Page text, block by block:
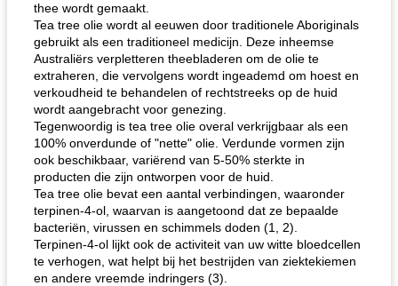
thee wordt gemaakt.
Tea tree olie wordt al eeuwen door traditionele Aboriginals
gebruikt als een traditioneel medicijn. Deze inheemse
Australiërs verpletteren theebladeren om de olie te
extraheren, die vervolgens wordt ingeademd om hoest en
verkoudheid te behandelen of rechtstreeks op de huid
wordt aangebracht voor genezing.
Tegenwoordig is tea tree olie overal verkrijgbaar als een
100% onverdunde of "nette" olie. Verdunde vormen zijn
ook beschikbaar, variërend van 5-50% sterkte in
producten die zijn ontworpen voor de huid.
Tea tree olie bevat een aantal verbindingen, waaronder
terpinen-4-ol, waarvan is aangetoond dat ze bepaalde
bacteriën, virussen en schimmels doden (1, 2).
Terpinen-4-ol lijkt ook de activiteit van uw witte bloedcellen
te verhogen, wat helpt bij het bestrijden van ziektekiemen
en andere vreemde indringers (3).